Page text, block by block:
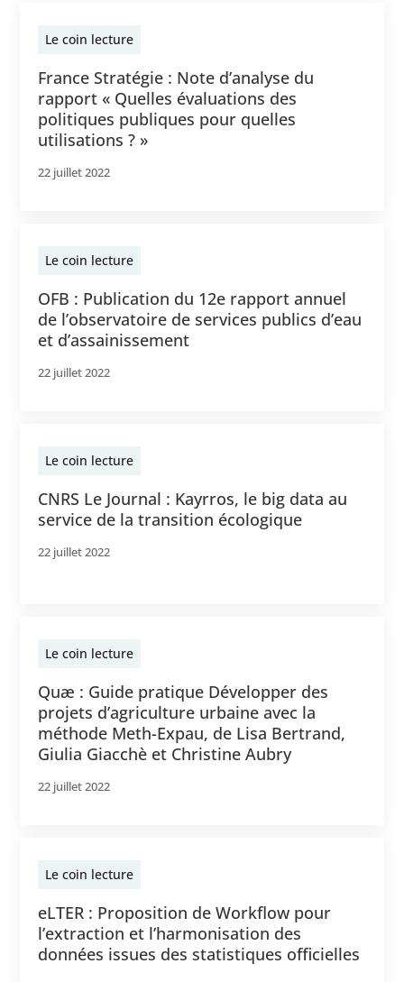
Le coin lecture
France Stratégie : Note d’analyse du
rapport « Quelles évaluations des
politiques publiques pour quelles
utilisations ? »
22 juillet 2022
Le coin lecture
OFB : Publication du 12e rapport annuel
de l’observatoire de services publics d’eau
et d’assainissement
22 juillet 2022
Le coin lecture
CNRS Le Journal : Kayrros, le big data au
service de la transition écologique
22 juillet 2022
Le coin lecture
Quæ : Guide pratique Développer des
projets d’agriculture urbaine avec la
méthode Meth-Expau, de Lisa Bertrand,
Giulia Giacchè et Christine Aubry
22 juillet 2022
Le coin lecture
eLTER : Proposition de Workflow pour
l’extraction et l’harmonisation des
données issues des statistiques officielles